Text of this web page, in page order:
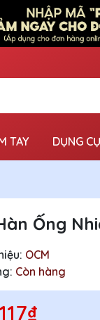
TAY DỤNG CỤ
Ống
OCM
Còn hàng